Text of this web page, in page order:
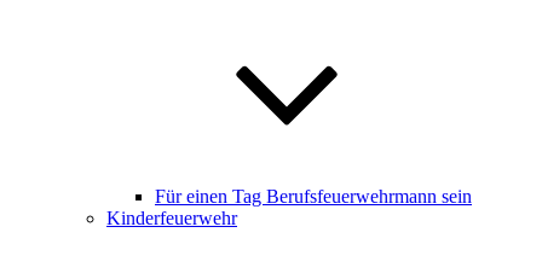
Für einen Tag Berufsfeuerwehrmann sein
Kinderfeuerwehr